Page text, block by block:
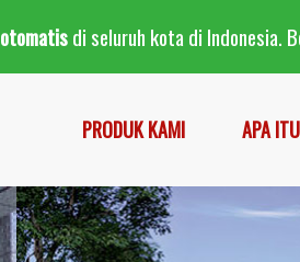
di seluruh kota di Indonesia.
PRODUK KAMI APA